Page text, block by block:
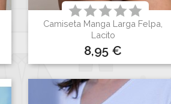
Camiseta Manga Larga Felpa,
Lacito
Precio
8,95 €
Vista rápida
BlancoNegro